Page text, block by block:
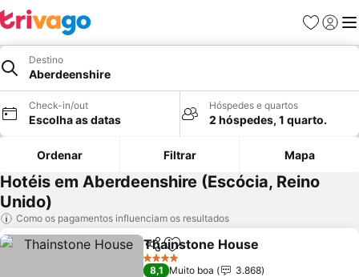
Favoritos
Iniciar
Destino
Aberdeenshire
Check-in/out
Escolha as datas
Hóspedes e quartos
2 hóspedes, 1 quarto.
Ordenar Filtrar Mapa
Hotéis em Aberdeenshire (Escócia, Reino
Unido)
Como os pagamentos influenciam os resultados
PartilharAdicionar aos favoritos
Thainstone House
4 Estrelas
8,1 Muito boa
3.868